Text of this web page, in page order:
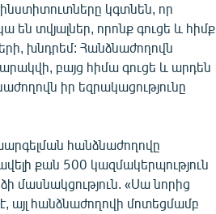
կգտնեն, որ
տվյալներ, որոնք գուցե և հիմք
խնդրեմ: Հանձնաժողովն
բայց հիմա գուցե և արդեն
իր եզրակացությունը
հանձնաժողովը
քան 500 կազմակերպություն
մասնակցություն. «Սա նորից
այլ հանձնաժողովի մոտեցմամբ